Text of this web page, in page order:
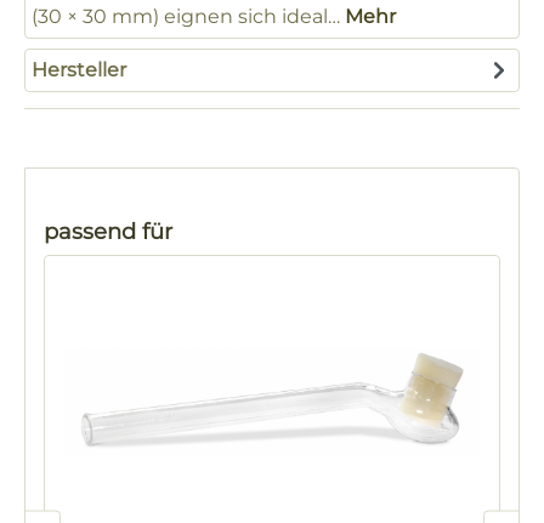
(30 × 30 mm) eignen sich ideal… Mehr
Hersteller
Produktgalerie überspringen
passend für